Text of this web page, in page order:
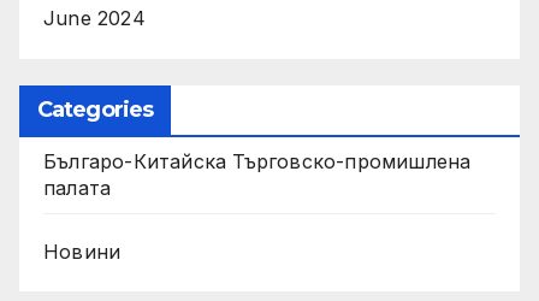
June 2024
Categories
Българо-Китайска Търговско-промишлена
палaта
Новини